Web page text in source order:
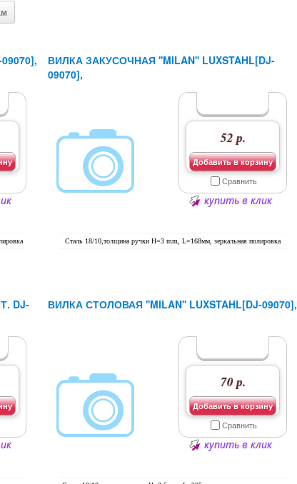
ВИЛКА ЗАКУСОЧНАЯ ''MILAN'' LUXSTAHL[DJ-
09070],
Сталь 18/10,толщина ручки H=3 mm, L=168мм, зеркальная полировка
52 р.
Добавить в корзину
Сравнить
купить в клик
DJ-
ВИЛКА СТОЛОВАЯ ''MILAN'' LUXSTAHL[DJ-09070],
70 р.
Добавить в корзину
Сравнить
купить в клик